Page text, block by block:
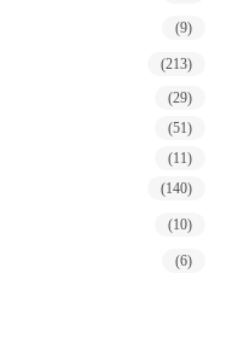
(9)
(213)
(29)
(51)
(11)
(140)
(10)
(6)